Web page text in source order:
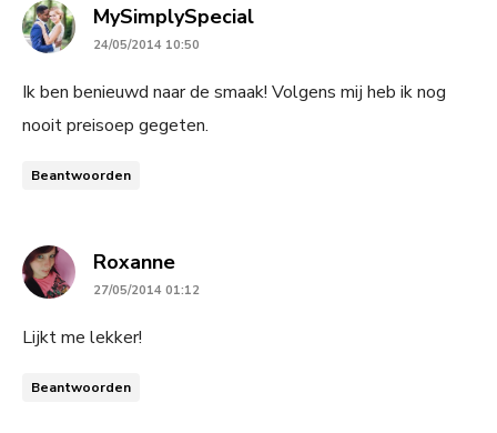
MySimplySpecialsays:
24/05/2014 10:50
Ik ben benieuwd naar de smaak! Volgens mij heb ik nog
nooit preisoep gegeten.
Beantwoorden
Roxannesays:
27/05/2014 01:12
Lijkt me lekker!
Beantwoorden